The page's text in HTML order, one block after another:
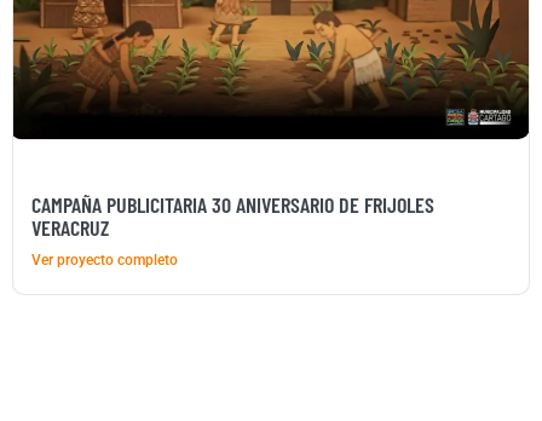
CAMPAÑA PUBLICITARIA 30 ANIVERSARIO DE FRIJOLES
VERACRUZ
Ver proyecto completo